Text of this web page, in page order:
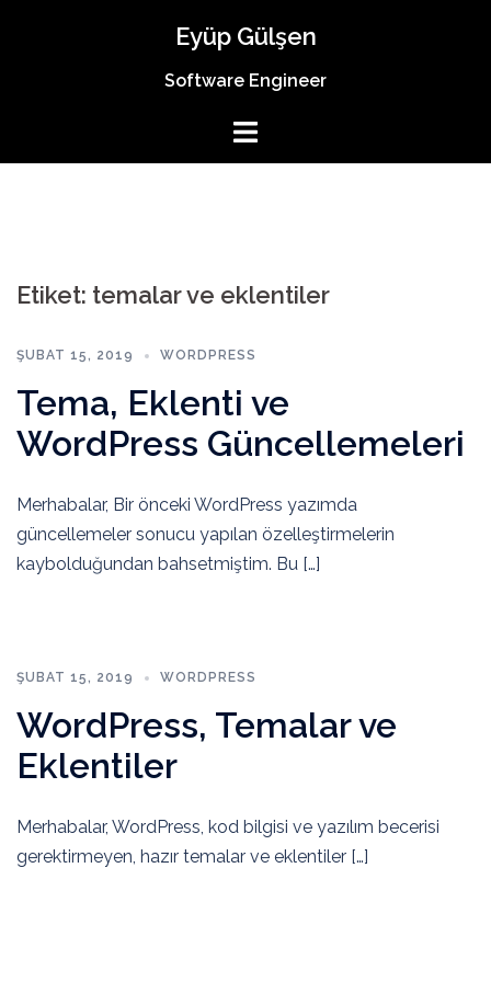
Eyüp Gülşen
Software Engineer
Etiket: temalar ve eklentiler
ŞUBAT 15, 2019 WORDPRESS
Tema, Eklenti ve
WordPress Güncellemeleri
Merhabalar, Bir önceki WordPress yazımda
güncellemeler sonucu yapılan özelleştirmelerin
kaybolduğundan bahsetmiştim. Bu […]
ŞUBAT 15, 2019 WORDPRESS
WordPress, Temalar ve
Eklentiler
Merhabalar, WordPress, kod bilgisi ve yazılım becerisi
gerektirmeyen, hazır temalar ve eklentiler […]